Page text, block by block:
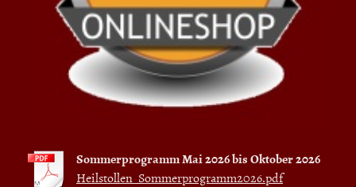
Sommerprogramm Mai 2026 bis Oktober 2026
Heilstollen_Sommerprogramm2026.pdf